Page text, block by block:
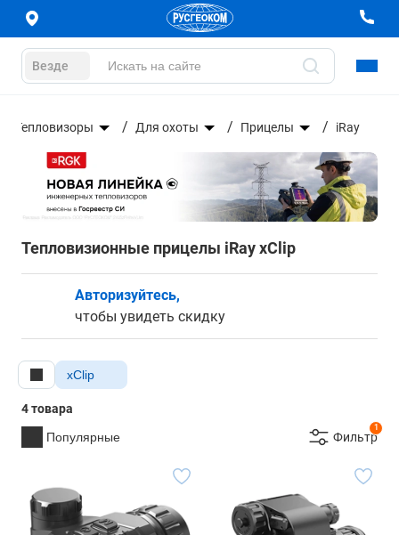
Везде
Тепловизоры Для охоты Прицелы iRay
Тепловизионные прицелы iRay xClip
Авторизуйтесь,
чтобы увидеть скидку
xClip
4 товара
Популярные
1
Фильтр